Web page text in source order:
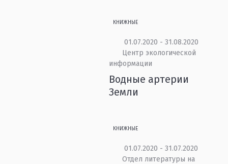
КНИЖНЫЕ
01.07.2020 - 31.08.2020
Центр экологической
информации
Водные артерии
Земли
КНИЖНЫЕ
01.07.2020 - 31.07.2020
Отдел литературы на